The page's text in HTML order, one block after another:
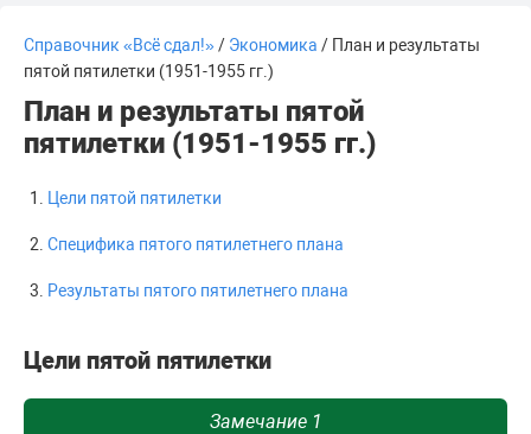
Справочник «Всё сдал!»/ Экономика / План и результаты
пятой пятилетки (1951-1955 гг.)
План и результаты пятой
пятилетки (1951-1955 гг.)
Цели пятой пятилетки
Специфика пятого пятилетнего плана
Результаты пятого пятилетнего плана
Цели пятой пятилетки
Замечание 1